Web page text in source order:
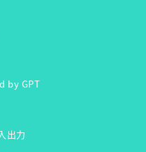
by GPT
出力